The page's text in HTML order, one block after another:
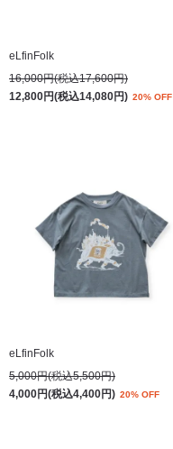
eLfinFolk
16,000円(税込17,600円)
12,800円(税込14,080円) 20% OFF
eLfinFolk
5,000円(税込5,500円)
4,000円(税込4,400円) 20% OFF